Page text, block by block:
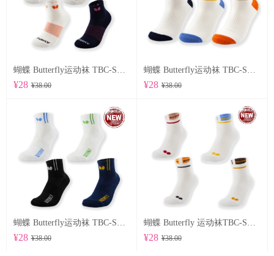
¥28 ¥38.00 ¥28 ¥38.00
¥28 ¥38.00 ¥28 ¥38.00